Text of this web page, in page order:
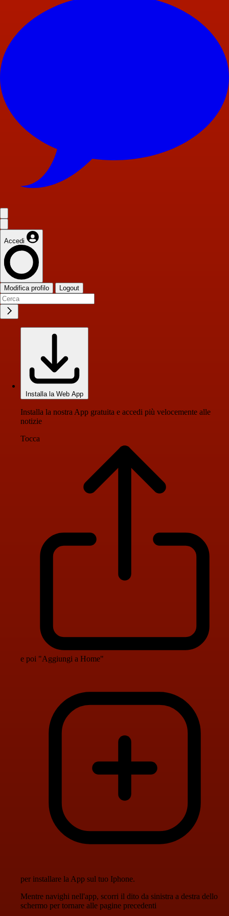
Accedi
Modifica profilo Logout
Installa la Web App
Installa la nostra App gratuita e accedi più velocemente alle
notizie
Tocca
e poi "Aggiungi a Home"
per installare la App sul tuo Iphone.
Mentre navighi nell'app, scorri il dito da sinistra a destra dello
schermo per tornare alle pagine precedenti